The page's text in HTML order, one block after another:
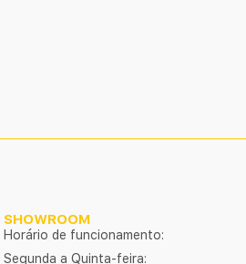
SHOWROOM
Horário de funcionamento:
Segunda a Quinta-feira: